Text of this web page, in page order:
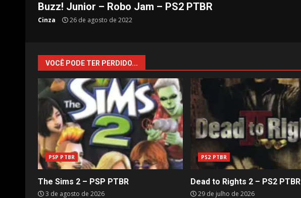
Buzz! Junior – Robo Jam – PS2 PTBR
Cinza 26 de agosto de 2022
VOCÊ PODE TER PERDIDO...
PSP PTBR
The Sims 2 – PSP PTBR
3 de agosto de 2026
PS2 PTBR
Dead to Rights 2 – PS2 PTBR
29 de julho de 2026